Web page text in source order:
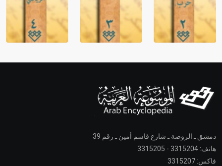
دمشق ـ الروضة ـ شارع قاسم أمين ـ رقم 39
هاتف: 3315204 - 3315205
فاكس: 3315207